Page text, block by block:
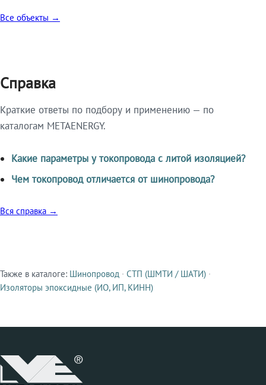
Все объекты →
Справка
Краткие ответы по подбору и применению — по
каталогам METAENERGY.
Какие параметры у токопровода с литой изоляцией?
Чем токопровод отличается от шинопровода?
Вся справка →
Смежные продукты
Также в каталоге: Шинопровод · СТП (ШМТИ / ШАТИ) ·
Изоляторы эпоксидные (ИО, ИП, КИНН)